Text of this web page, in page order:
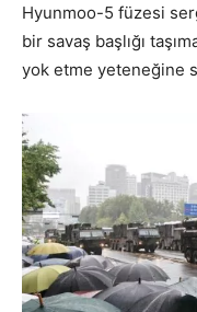
Hyunmoo-5 füzesi
bir savaş başlığı
yok etme yeteneğine